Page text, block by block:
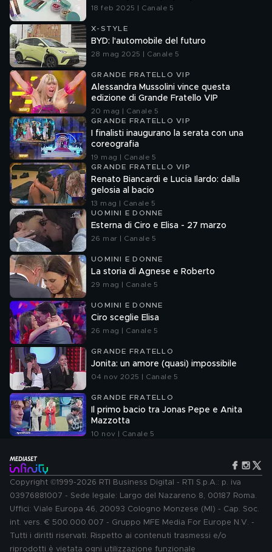
18 feb 2025 | Canale 5
X-STYLE
BYD: l'automobile del futuro
28 mag 2025 | Canale 5
GRANDE FRATELLO VIP
Alessandra Mussolini vince questa
edizione di Grande Fratello VIP
20 mag | Canale 5
GRANDE FRATELLO VIP
I finalisti inaugurano la serata con una
coreografia
19 mag | Canale 5
GRANDE FRATELLO VIP
Renato Biancardi e Lucia Ilardo: dalla
gelosia al bacio
13 mag | Canale 5
UOMINI E DONNE
Esterna di Ciro e Elisa - 27 marzo
26 mar | Canale 5
UOMINI E DONNE
La storia di Agnese e Roberto
29 mag | Canale 5
UOMINI E DONNE
Ciro sceglie Elisa
26 mag | Canale 5
GRANDE FRATELLO
Jonita: un amore (quasi) impossibile
04 nov 2025 | Canale 5
GRANDE FRATELLO
Il primo bacio tra Jonas Pepe e Anita
Mazzotta
10 nov | Canale 5
Copyright ©1999-2026 RTI Business Digital - RTI S.p.A.: p. iva
03976881007 - Sede legale: Largo del Nazareno 8, 00187 Roma.
Uffici: Viale Europa 46, 20093 Cologno Monzese (MI) - Cap. Soc.
int. vers. € 500.000.007 - Gruppo MFE Media For Europe N.V. -
Tutti i diritti riservati. Rispetto ai contenuti trasmessi e/o
riprodotti è vietata ogni utilizzazione funzionale